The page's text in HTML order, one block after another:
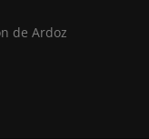
de Ardoz